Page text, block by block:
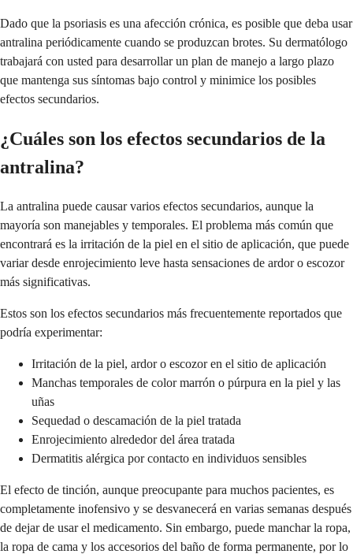
Dado que la psoriasis es una afección crónica, es posible que deba usar
antralina periódicamente cuando se produzcan brotes. Su dermatólogo
trabajará con usted para desarrollar un plan de manejo a largo plazo
que mantenga sus síntomas bajo control y minimice los posibles
efectos secundarios.
¿Cuáles son los efectos secundarios de la
antralina?
La antralina puede causar varios efectos secundarios, aunque la
mayoría son manejables y temporales. El problema más común que
encontrará es la irritación de la piel en el sitio de aplicación, que puede
variar desde enrojecimiento leve hasta sensaciones de ardor o escozor
más significativas.
Estos son los efectos secundarios más frecuentemente reportados que
podría experimentar:
Irritación de la piel, ardor o escozor en el sitio de aplicación
Manchas temporales de color marrón o púrpura en la piel y las
uñas
Sequedad o descamación de la piel tratada
Enrojecimiento alrededor del área tratada
Dermatitis alérgica por contacto en individuos sensibles
El efecto de tinción, aunque preocupante para muchos pacientes, es
completamente inofensivo y se desvanecerá en varias semanas después
de dejar de usar el medicamento. Sin embargo, puede manchar la ropa,
la ropa de cama y los accesorios del baño de forma permanente, por lo